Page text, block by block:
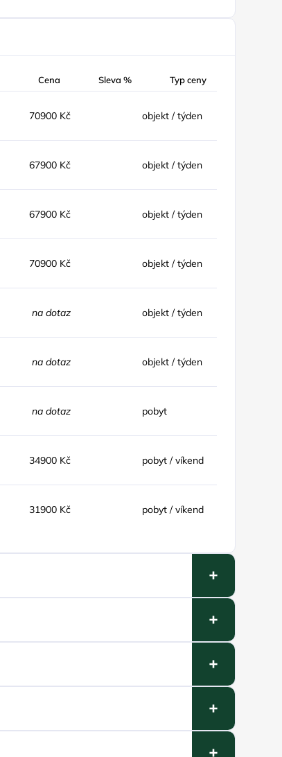
Cena Sleva % Typ ceny
70900 Kč objekt / týden
67900 Kč objekt / týden
67900 Kč objekt / týden
70900 Kč objekt / týden
na dotaz objekt / týden
na dotaz objekt / týden
na dotaz pobyt
34900 Kč pobyt / víkend
31900 Kč pobyt / víkend